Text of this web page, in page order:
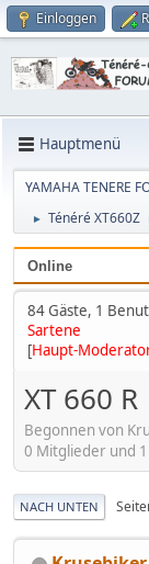
Einloggen
Hauptmenü
YAMAHA TENERE
► Ténéré XT660Z
Online
84 Gäste, 1
Sartene
[Haupt-
XT 660 R
Begonnen von
0 Mitglieder und
NACH UNTEN